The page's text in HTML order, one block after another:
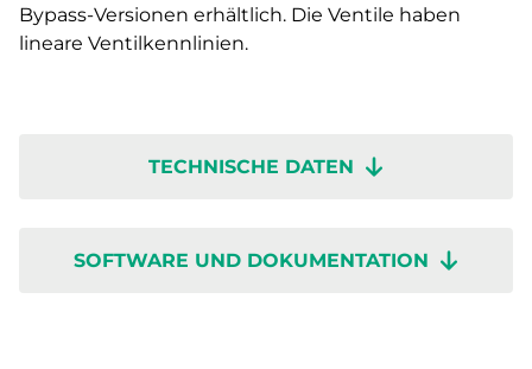
Bypass-Versionen erhältlich. Die Ventile haben
lineare Ventilkennlinien.
TECHNISCHE DATEN
SOFTWARE UND DOKUMENTATION